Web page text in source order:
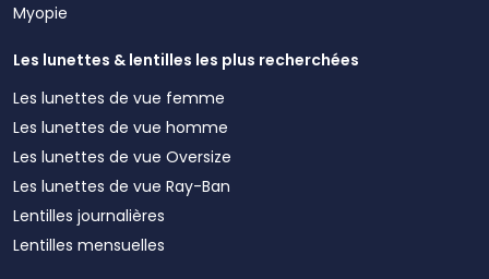
Myopie
Les lunettes & lentilles les plus recherchées
Les lunettes de vue femme
Les lunettes de vue homme
Les lunettes de vue Oversize
Les lunettes de vue Ray-Ban
Lentilles journalières
Lentilles mensuelles